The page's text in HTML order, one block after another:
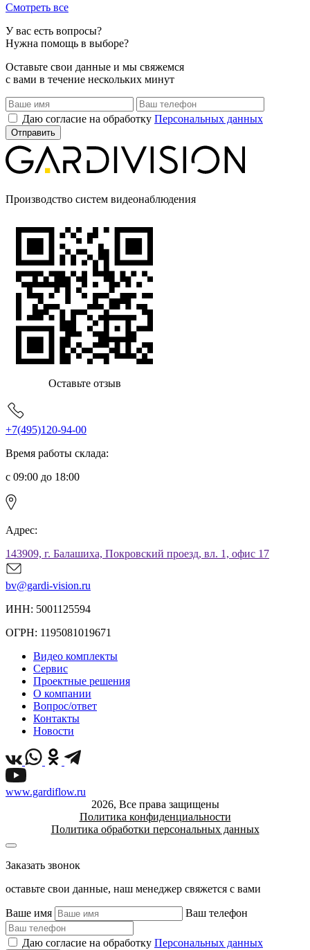
Смотреть все
У вас есть вопросы?
Нужна помощь в выборе?
Оставьте свои данные и мы свяжемся
с вами в течение нескольких минут
Даю согласие на обработку Персональных данных
Производство систем видеонаблюдения
Оставьте отзыв
+7(495)120-94-00
Время работы склада:
с 09:00 до 18:00
Адрес:
143909, г. Балашиха, Покровский проезд, вл. 1, офис 17
bv@gardi-vision.ru
ИНН: 5001125594
ОГРН: 1195081019671
Видео комплекты
Сервис
Проектные решения
О компании
Вопрос/ответ
Контакты
Новости
www.gardiflow.ru
2026, Все права защищены
Политика конфиденциальности
Политика обработки персональных данных
Заказать звонок
оставьте свои данные, наш менеджер свяжется с вами
Ваше имя Ваш телефон
Даю согласие на обработку Персональных данных